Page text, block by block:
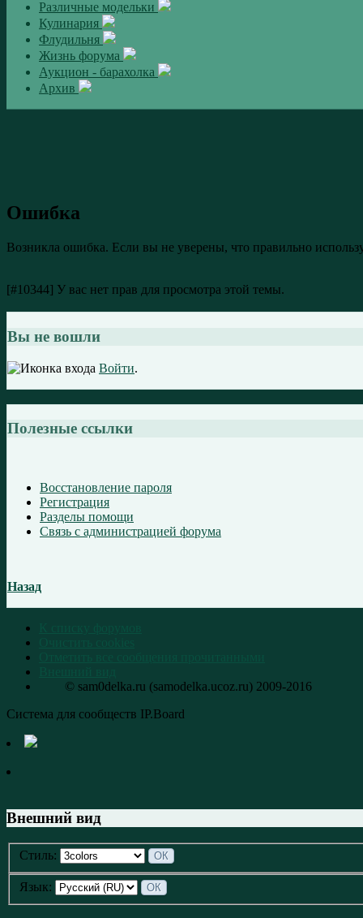
Различные модельки
Кулинария
Флудильня
Жизнь форума
Аукцион - барахолка
Архив
Ошибка
Возникла ошибка. Если вы не уверены, что правильно
[#10344] У вас нет прав для просмотра этой темы.
Вы не вошли
Войти.
Полезные ссылки
Восстановление пароля
Регистрация
Разделы помощи
Связь с администрацией форума
Назад
© sam0delka.ru (samodelka.ucoz.ru) 2009-2016
Система для сообществ IP.Board
Внешний вид
Стиль:
Язык: